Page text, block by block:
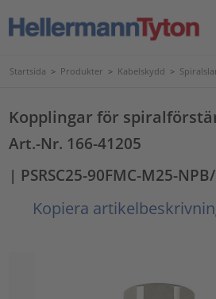
Startsida > Produkter > Kabelskydd >
Kopplingar för
Art.-Nr. 166-41205
| PSRSC25-90FMC-M25-
Kopiera